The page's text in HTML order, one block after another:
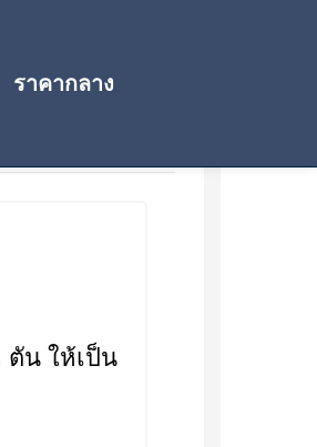
ราคากลาง
ตัน ให้เป็น